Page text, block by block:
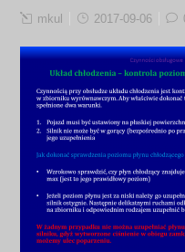
mkul 2017-09-06